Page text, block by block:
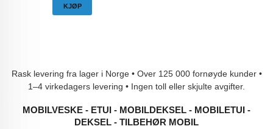
KJØP
Rask levering fra lager i Norge • Over 125 000 fornøyde kunder •
1–4 virkedagers levering • Ingen toll eller skjulte avgifter.
MOBILVESKE - ETUI - MOBILDEKSEL - MOBILETUI -
DEKSEL - TILBEHØR MOBIL